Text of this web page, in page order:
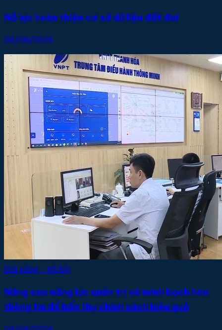
Nỗ lực hoàn thiện cơ sở dữ liệu đất đai
08/08/2026
Đời sống - Xã hội
Nâng cao năng lực quản trị và minh bạch hóa
thông tin để hấp thụ chính sách hiệu quả